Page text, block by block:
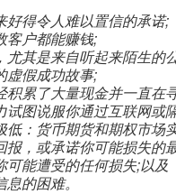
好得令人难以置信的承诺;
客户都能赚钱;
尤其是来自听起来陌生的
虚假成功故事;
积累了大量现金并一直在
试图说服你通过互联网或
低：货币期货和期权市场
报，或承诺你可能损失的
可能遭受的任何损失;以及
的困难。